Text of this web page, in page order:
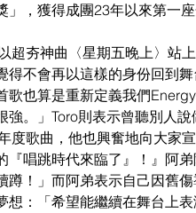
，獲得成團23年以來第一座
超夯神曲〈星期五晚上〉站
得不會再以這樣的身份回到
歌也算是重新定義我們
強。」Toro則表示曾聽別人
度歌曲，他也興奮地向大家
『唱跳時代來臨了』！』阿
蹲！」而阿弟表示自己因舊
想：「希望能繼續在舞台上